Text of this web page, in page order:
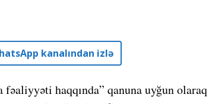
kanalından izlə
haqqında” qanuna uyğun olaraq